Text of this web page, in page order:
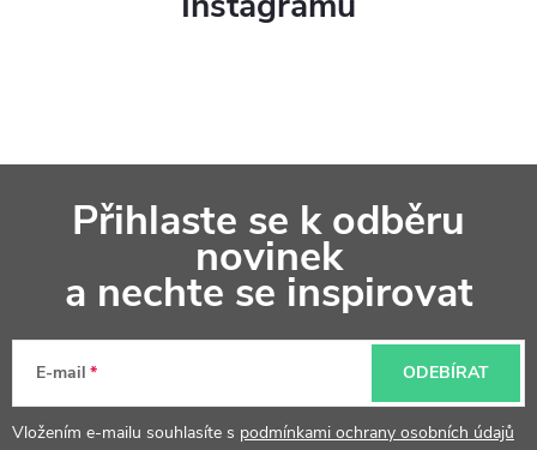
a
Přihlaste se k odběru
novinek
a nechte se inspirovat
E-mail
Vložením e-mailu souhlasíte s podmínkami ochrany osobních údajů
ODEBÍRAT